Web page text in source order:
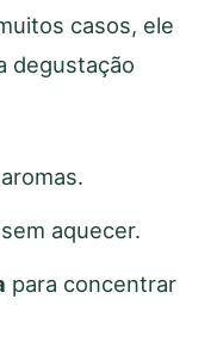
casos, ele
degustação
aquecer.
para concentrar